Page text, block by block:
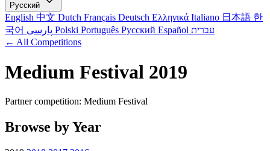
Русский
English 中文 Dutch Français Deutsch Ελληνικά Italiano 日本語 한
국어
Polski Português Русский Español עברית
← All Competitions
Medium Festival 2019
Partner competition: Medium Festival
Browse by Year